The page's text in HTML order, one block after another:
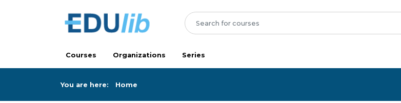
Courses Organizations Series
You are here: Home